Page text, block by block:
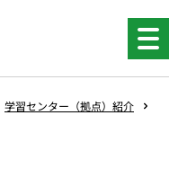
学習センター（拠点）紹介